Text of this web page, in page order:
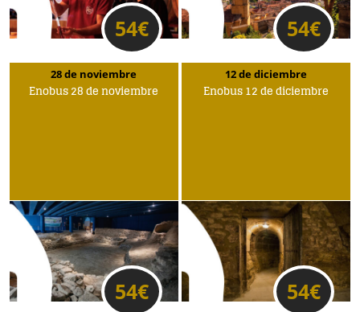
54€ 54€
28 de noviembre
Enobus 28 de noviembre
54€
12 de diciembre
Enobus 12 de diciembre
54€